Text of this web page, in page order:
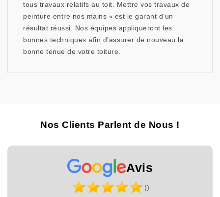
tous travaux relatifs au toit. Mettre vos travaux de
peinture entre nos mains « est le garant d’un
résultat réussi. Nos équipes appliqueront les
bonnes techniques afin d’assurer de nouveau la
bonne tenue de votre toiture.
Nos Clients Parlent de Nous !
Avis
()